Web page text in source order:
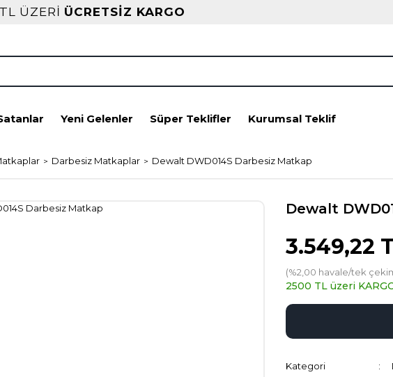
ÜZERİ ÜCRETSİZ KARGO
Yeni Gelenler Süper Teklifler Kurumsal Teklif
Darbesiz Matkaplar Dewalt DWD014S Darbesiz Matkap
Dewalt
3.549,22
(%2,00 havale/tek
2500 TL üzeri
Kategori